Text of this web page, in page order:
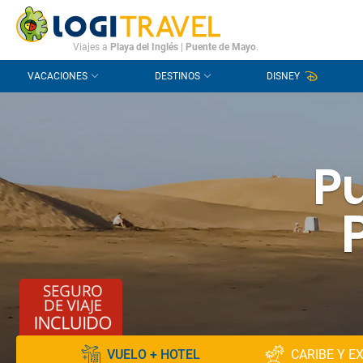
CONTACTO PREGUNTAS FRECUENTES
Viajes a Playa del Inglés Puente de Mayo.
VACACIONES DESTINOS DISNEY
VUELO + HOTEL CARIBE Y